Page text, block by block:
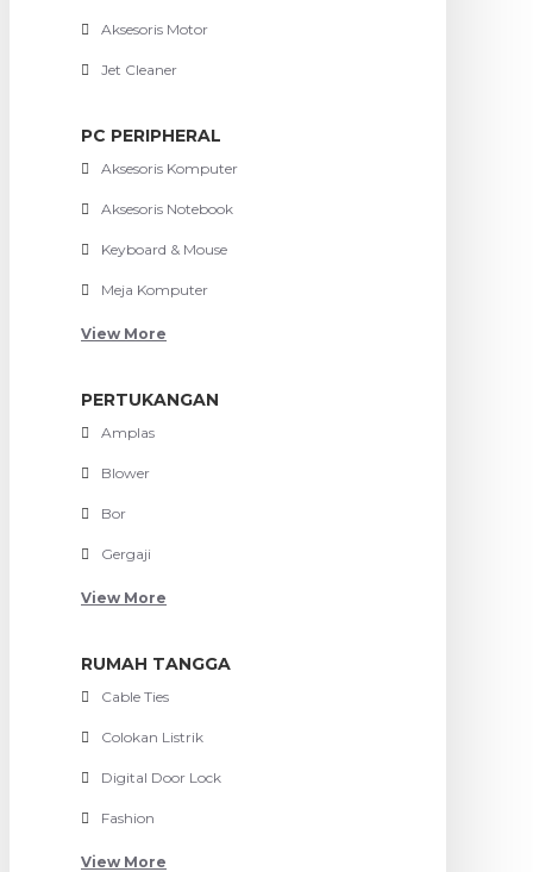
Aksesoris Motor
Jet Cleaner
PC PERIPHERAL
Aksesoris Komputer
Aksesoris Notebook
Keyboard & Mouse
Meja Komputer
View More
PERTUKANGAN
Amplas
Blower
Bor
Gergaji
View More
RUMAH TANGGA
Cable Ties
Colokan Listrik
Digital Door Lock
Fashion
View More